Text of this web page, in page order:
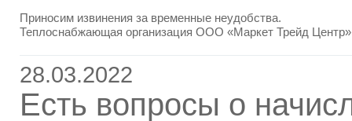
Приносим извинения за временные неудобства.
Теплоснабжающая организация ООО «Маркет Трейд Центр»
28.03.2022
Есть вопросы о